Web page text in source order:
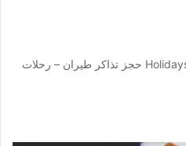
شركة هوليدايز للسياحة / Holidays Travel حجز تذاكر طيران – رحلات